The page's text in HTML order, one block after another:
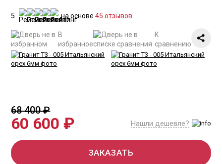
5 на основе45 отзывов
В
избранное
К
сравнению
68 400 ₽
60 600 ₽ Нашли дешевле?
ЗАКАЗАТЬ